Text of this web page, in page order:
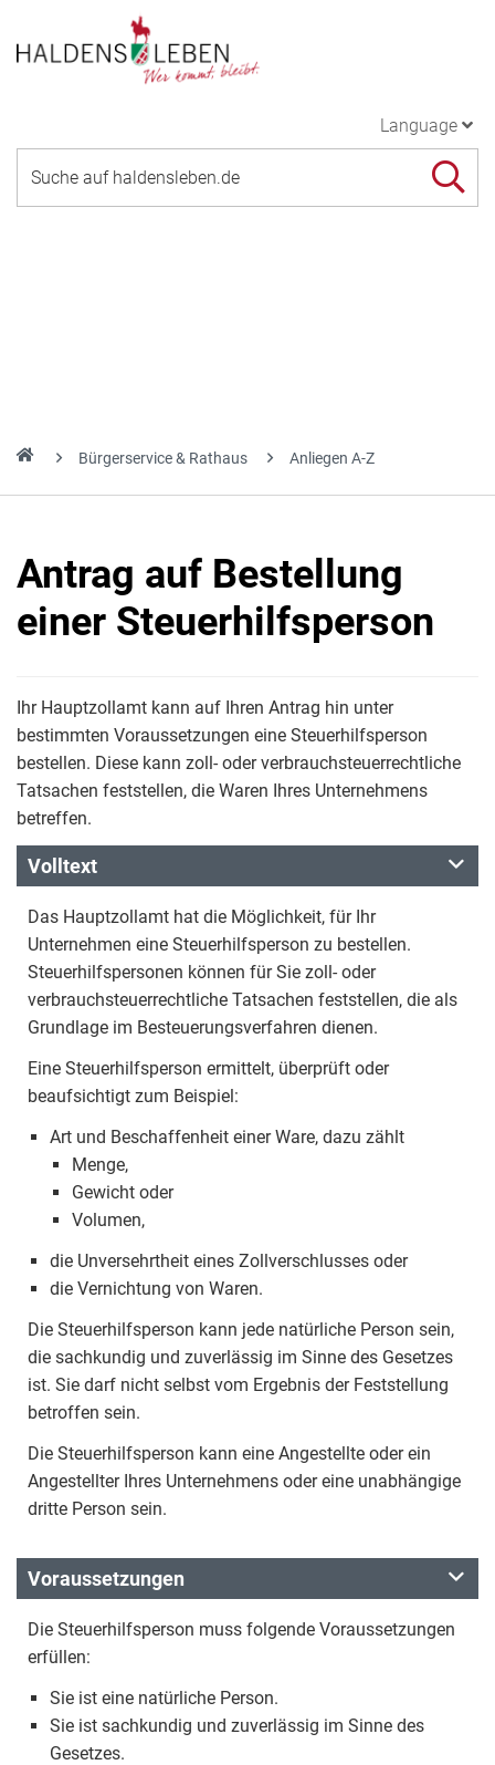
Language
Bürgerservice & Rathaus Anliegen A-Z
Antrag auf Bestellung
einer Steuerhilfsperson
Ihr Hauptzollamt kann auf Ihren Antrag hin unter
bestimmten Voraussetzungen eine Steuerhilfsperson
bestellen. Diese kann zoll- oder verbrauchsteuerrechtliche
Tatsachen feststellen, die Waren Ihres Unternehmens
betreffen.
Volltext
Das Hauptzollamt hat die Möglichkeit, für Ihr
Unternehmen eine Steuerhilfsperson zu bestellen.
Steuerhilfspersonen können für Sie zoll- oder
verbrauchsteuerrechtliche Tatsachen feststellen, die als
Grundlage im Besteuerungsverfahren dienen.
Eine Steuerhilfsperson ermittelt, überprüft oder
beaufsichtigt zum Beispiel:
Art und Beschaffenheit einer Ware, dazu zählt
Menge,
Gewicht oder
Volumen,
die Unversehrtheit eines Zollverschlusses oder
die Vernichtung von Waren.
Die Steuerhilfsperson kann jede natürliche Person sein,
die sachkundig und zuverlässig im Sinne des Gesetzes
ist. Sie darf nicht selbst vom Ergebnis der Feststellung
betroffen sein.
Die Steuerhilfsperson kann eine Angestellte oder ein
Angestellter Ihres Unternehmens oder eine unabhängige
dritte Person sein.
Voraussetzungen
Die Steuerhilfsperson muss folgende Voraussetzungen
erfüllen:
Sie ist eine natürliche Person.
Sie ist sachkundig und zuverlässig im Sinne des
Gesetzes.